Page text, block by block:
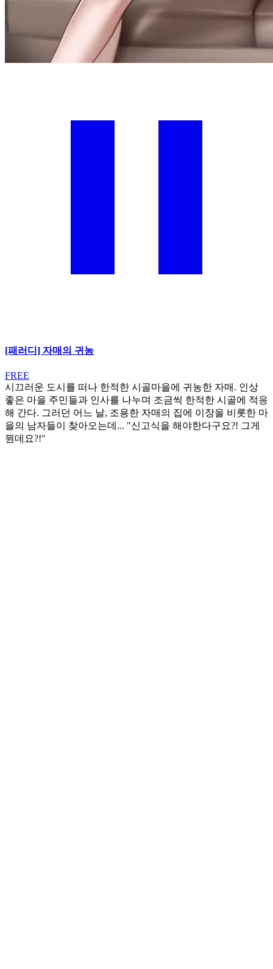
[패러디] 자매의 귀농
FREE
시끄러운 도시를 떠나 한적한 시골마을에 귀농한 자매. 인상
좋은 마을 주민들과 인사를 나누며 조금씩 한적한 시골에 적응
해 간다. 그러던 어느 날, 조용한 자매의 집에 이장을 비롯한 마
을의 남자들이 찾아오는데... "신고식을 해야한다구요?! 그게
뭔데요?!"